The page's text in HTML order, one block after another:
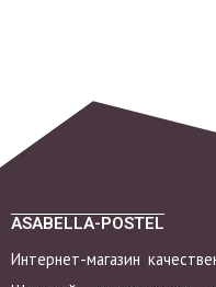
ASABELLA-POSTEL
Интернет-магазин